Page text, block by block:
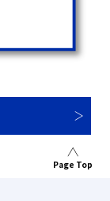
Page Top